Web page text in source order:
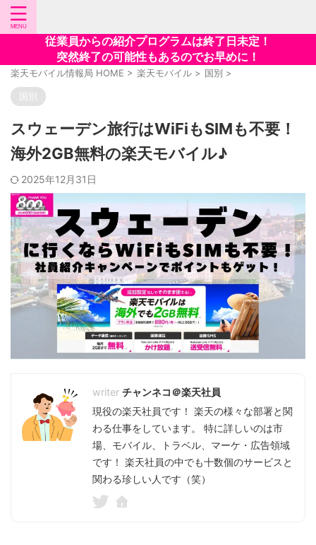
従業員からの紹介プログラムは終了日未定！
突然終了の可能性もあるのでお早めに！
楽天モバイル情報局 HOME > 楽天モバイル > 国別 >
国別
スウェーデン旅行はWiFiもSIMも不要！
海外2GB無料の楽天モバイル♪
2025年12月31日
チャンネコ＠楽天社員
現役の楽天社員です！ 楽天の様々な部署と関
わる仕事をしています。 特に詳しいのは市
場、モバイル、トラベル、マーケ・広告領域
です！ 楽天社員の中でも十数個のサービスと
関わる珍しい人です（笑）